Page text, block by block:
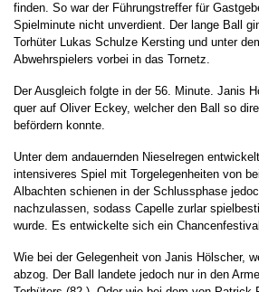
finden. So war der Führungstreffer für
Spielminute nicht unverdient. Der lange Ball
Torhüter Lukas Schulze Kersting und unter
Abwehrspielers vorbei in das Tornetz.
Der Ausgleich folgte in der 56. Minute. Janis
quer auf Oliver Eckey, welcher den Ball so
befördern konnte.
Unter dem andauernden Nieselregen
intensiveres Spiel mit Torgelegenheiten von
Albachten schienen in der Schlussphase
nachzulassen, sodass Capelle zurlar
wurde. Es entwickelte sich ein
Wie bei der Gelegenheit von Janis Hölscher,
abzog. Der Ball landete jedoch nur in den